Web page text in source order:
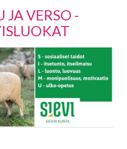
JA VERSO -